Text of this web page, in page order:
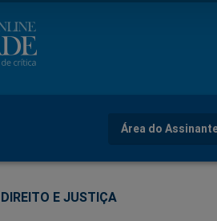
Área do
DIREITO E JUSTIÇA